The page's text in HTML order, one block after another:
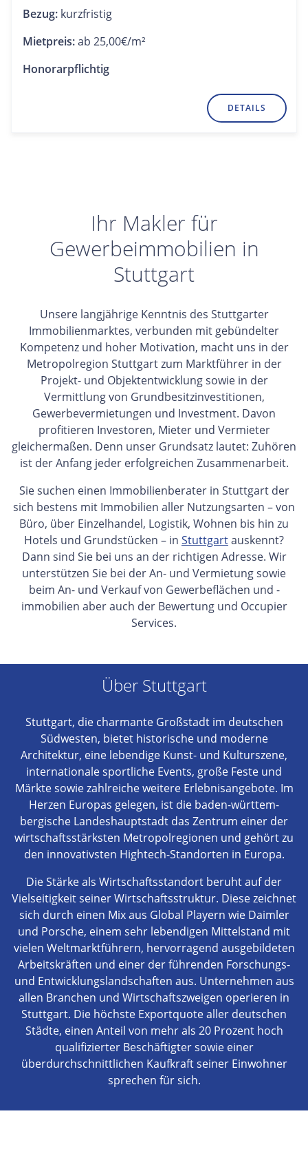
Bezug: kurzfristig
Mietpreis:ab 25,00€/m²
Honorarpflichtig
DETAILS
Ihr Makler für
Gewerbeimmobilien in
Stuttgart
Unsere langjährige Kenntnis des Stuttgarter
Immobilienmarktes, verbunden mit gebündelter
Kompetenz und hoher Motivation, macht uns in der
Metropolregion Stuttgart zum Marktführer in der
Projekt- und Objektentwicklung sowie in der
Vermittlung von Grundbesitzinvestitionen,
Gewerbevermietungen und Investment. Davon
profitieren Investoren, Mieter und Vermieter
gleichermaßen. Denn unser Grundsatz lautet: Zuhören
ist der Anfang jeder erfolgreichen Zusammenarbeit.
Sie suchen einen Immobilienberater in Stuttgart der
sich bestens mit Immobilien aller Nutzungsarten – von
Büro, über Einzelhandel, Logistik, Wohnen bis hin zu
Hotels und Grundstücken – in Stuttgartauskennt?
Dann sind Sie bei uns an der richtigen Adresse. Wir
unterstützen Sie bei der An- und Vermietung sowie
beim An- und Verkauf von Gewerbeflächen und -
immobilien aber auch der Bewertung und Occupier
Services.
Über Stuttgart
Stuttgart, die charmante Großstadt im deutschen
Südwesten, bietet historische und moderne
Architektur, eine lebendige Kunst- und Kulturszene,
internationale sportliche Events, große Feste und
Märkte sowie zahlreiche weitere Erlebnisangebote. Im
Herzen Europas gelegen, ist die baden-württem-
bergische Landeshauptstadt das Zentrum einer der
wirtschaftsstärksten Metropolregionen und gehört zu
den innovativsten Hightech-Standorten in Europa.
Die Stärke als Wirtschaftsstandort beruht auf der
Vielseitigkeit seiner Wirtschaftsstruktur. Diese zeichnet
sich durch einen Mix aus Global Playern wie Daimler
und Porsche, einem sehr lebendigen Mittelstand mit
vielen Weltmarktführern, hervorragend ausgebildeten
Arbeitskräften und einer der führenden Forschungs-
und Entwicklungslandschaften aus. Unternehmen aus
allen Branchen und Wirtschaftszweigen operieren in
Stuttgart. Die höchste Exportquote aller deutschen
Städte, einen Anteil von mehr als 20 Prozent hoch
qualifizierter Beschäftigter sowie einer
überdurchschnittlichen Kaufkraft seiner Einwohner
sprechen für sich.